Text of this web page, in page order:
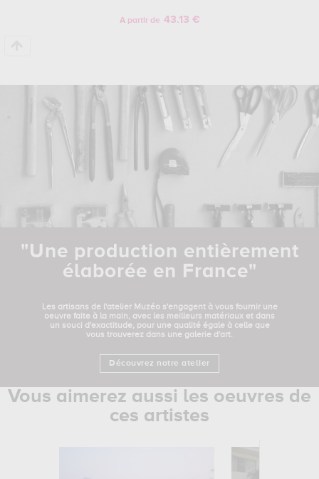
A partir de 43.13 €
"Une production entièrement
élaborée en France"
Les artisans de l'atelier Muzéo s'engagent à vous fournir une
oeuvre faite à la main, avec les meilleurs matériaux et dans
un souci d'exactitude, pour une qualité égale à celle que
vous trouverez dans une galerie d'art.
Découvrez notre atelier
Vous aimerez aussi les oeuvres de
ces artistes